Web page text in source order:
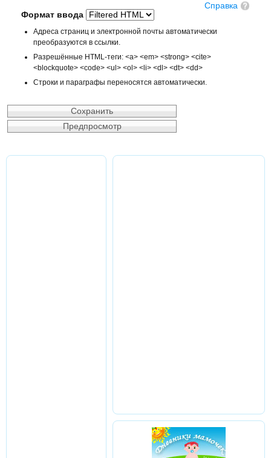
Справка
Формат ввода
Адреса страниц и электронной почты автоматически
преобразуются в ссылки.
Разрешённые HTML-теги: <a> <em> <strong> <cite>
<blockquote> <code> <ul> <ol> <li> <dl> <dt> <dd>
Строки и параграфы переносятся автоматически.